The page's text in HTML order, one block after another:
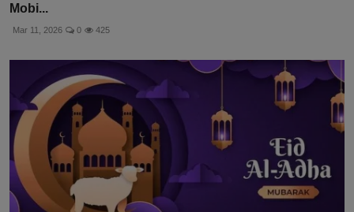
Mobi...
Mar 11, 2026 0 425